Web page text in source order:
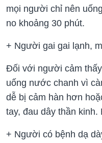
mọi người chỉ nên
no khoảng 30 phút.
+ Người gai gai lạnh,
Đối với người cảm
uống nước chanh vì
dễ bị cảm hàn hơn
tay, đau dây thần
+ Người có bệnh dạ